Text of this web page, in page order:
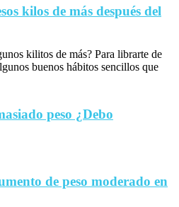
kilos de más después del
kilitos de más? Para librarte de
buenos hábitos sencillos que
peso ¿Debo
de peso moderado en